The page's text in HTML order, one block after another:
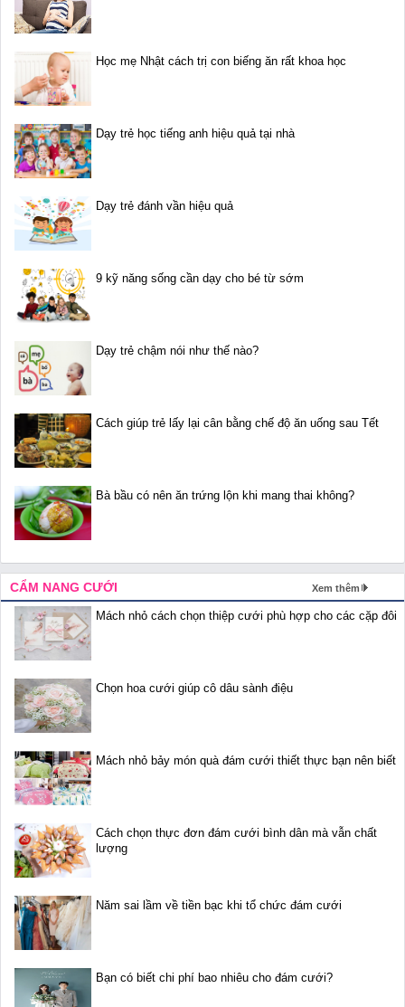
Học mẹ Nhật cách trị con biếng ăn rất khoa học
Dạy trẻ học tiếng anh hiệu quả tại nhà
Dạy trẻ đánh vần hiệu quả
9 kỹ năng sống cần dạy cho bé từ sớm
Dạy trẻ chậm nói như thế nào?
Cách giúp trẻ lấy lại cân bằng chế độ ăn uống sau Tết
Bà bầu có nên ăn trứng lộn khi mang thai không?
CẨM NANG CƯỚI Xem thêm
Mách nhỏ cách chọn thiệp cưới phù hợp cho các cặp đôi
Chọn hoa cưới giúp cô dâu sành điệu
Mách nhỏ bảy món quà đám cưới thiết thực bạn nên biết
Cách chọn thực đơn đám cưới bình dân mà vẫn chất
lượng
Năm sai lầm về tiền bạc khi tổ chức đám cưới
Bạn có biết chi phí bao nhiêu cho đám cưới?